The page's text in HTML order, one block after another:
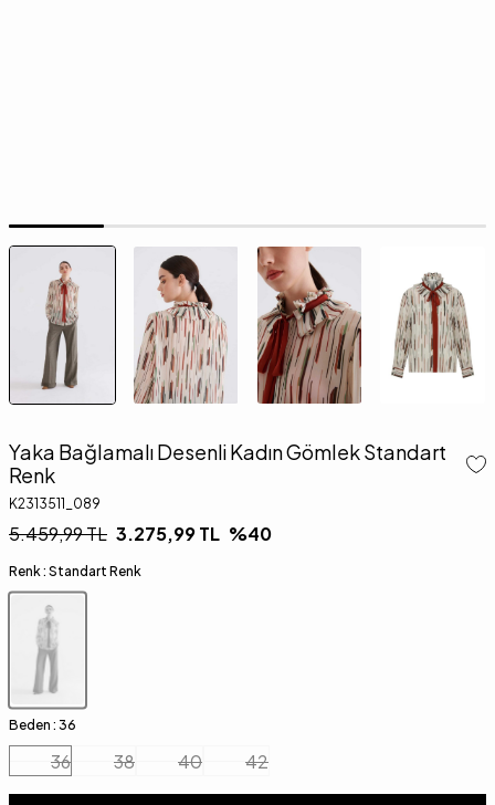
Yaka Bağlamalı Desenli Kadın Gömlek Standart
Renk
K2313511_089
5.459,99TL 3.275,99TL %40
Renk : Standart Renk
Beden : 36
36 38 40 42